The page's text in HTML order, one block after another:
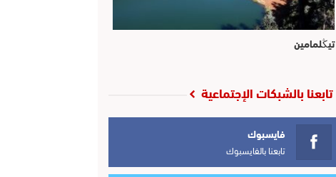
تيڭلمامين
تابعنا بالشبكات الإجتماعية
فايسبوك
تابعنا بالفايسبوك